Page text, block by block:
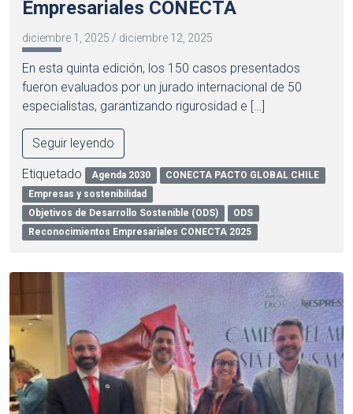
Empresariales CONECTA
diciembre 1, 2025 / diciembre 12, 2025
En esta quinta edición, los 150 casos presentados
fueron evaluados por un jurado internacional de 50
especialistas, garantizando rigurosidad e […]
Seguir leyendo
Etiquetado Agenda 2030
CONECTA PACTO GLOBAL CHILE
Empresas y sostenibilidad
Objetivos de Desarrollo Sostenible (ODS)
ODS
Reconocimientos Empresariales CONECTA 2025